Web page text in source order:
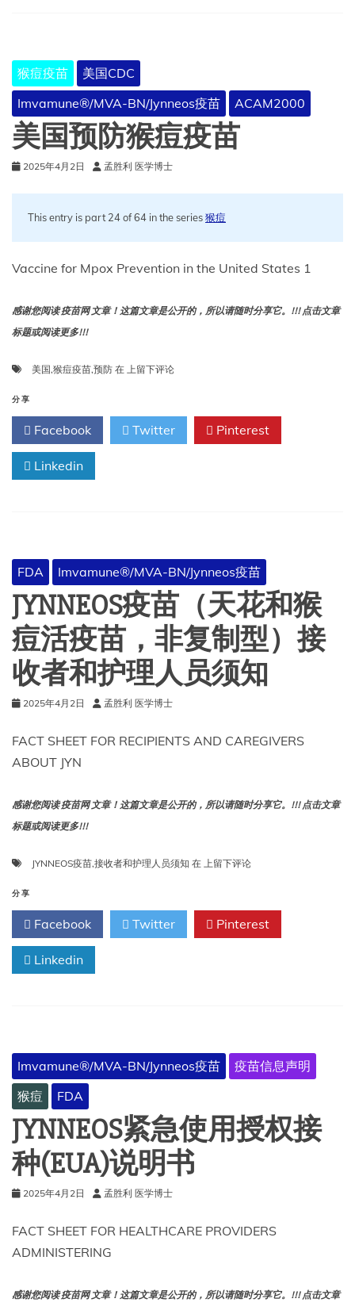
猴痘疫苗
美国CDC
Imvamune®/MVA-BN/Jynneos疫苗
ACAM2000
美国预防猴痘疫苗
2025年4月2日 孟胜利 医学博士
This entry is part 24 of 64 in the series猴痘
Vaccine for Mpox Prevention in the United States 1
感谢您阅读 疫苗网 文章！这篇文章是公开的，所以请随时分享它。!!! 点击文章
标题或阅读更多!!!
美国,猴痘疫苗,预防 在 美
防
猴
痘
上留下评论
分享
Facebook Twitter Pinterest
Linkedin
FDA Imvamune®/MVA-BN/Jynneos疫苗
JYNNEOS疫苗（天花和猴
痘活疫苗，非复制型）接
收者和护理人员须知
2025年4月2日 孟胜利 医学博士
FACT SHEET FOR RECIPIENTS AND CAREGIVERS
ABOUT JYN
感谢您阅读 疫苗网 文章！这篇文章是公开的，所以请随时分享它。!!! 点击文章
标题或阅读更多!!!
JYNNEOS疫苗,接收者和护理人员须知 在 JYNNEOS
（天
花
和
复
制
收
者
须
上留下评论
分享
Facebook Twitter Pinterest
Linkedin
Imvamune®/MVA-BN/Jynneos疫苗
疫苗信息声明
猴痘
FDA
JYNNEOS紧急使用授权接
种(EUA)说明书
2025年4月2日 孟胜利 医学博士
FACT SHEET FOR HEALTHCARE PROVIDERS
ADMINISTERING
感谢您阅读 疫苗网 文章！这篇文章是公开的，所以请随时分享它。!!! 点击文章